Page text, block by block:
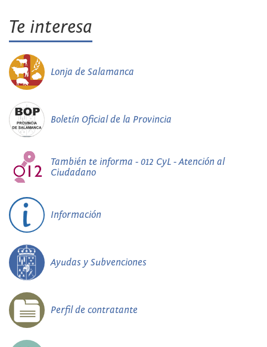
Te interesa
Lonja de Salamanca
Boletín Oficial de la Provincia
También te informa - 012 CyL - Atención al
Ciudadano
Información
Ayudas y Subvenciones
Perfil de contratante